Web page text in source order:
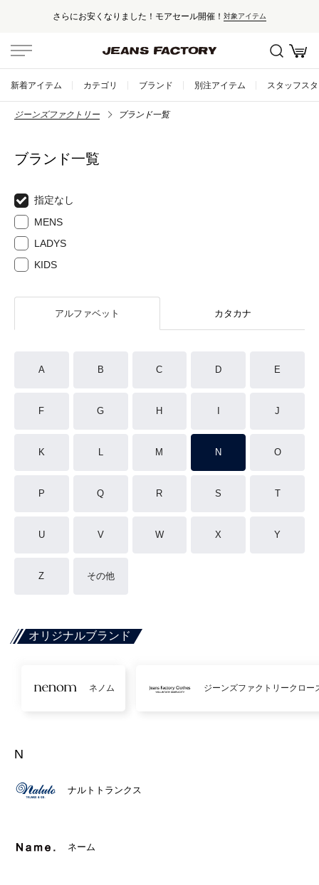
お安くなりました！モアセール開催！ 対象アイテム
新着アイテム カテゴリ ブランド 別注アイテム スタッフス
ジーンズファクトリー ブランド一覧
ブランド一覧
指定なし
MENS
LADYS
KIDS
アルファベット カタカナ
A B C D E
F G H J
K L M N O
P Q R S T
U V W X Y
Z その他
オリジナルブランド
ネノム ジーンズファクトリークロー
N
ナルトトランクス
ネーム